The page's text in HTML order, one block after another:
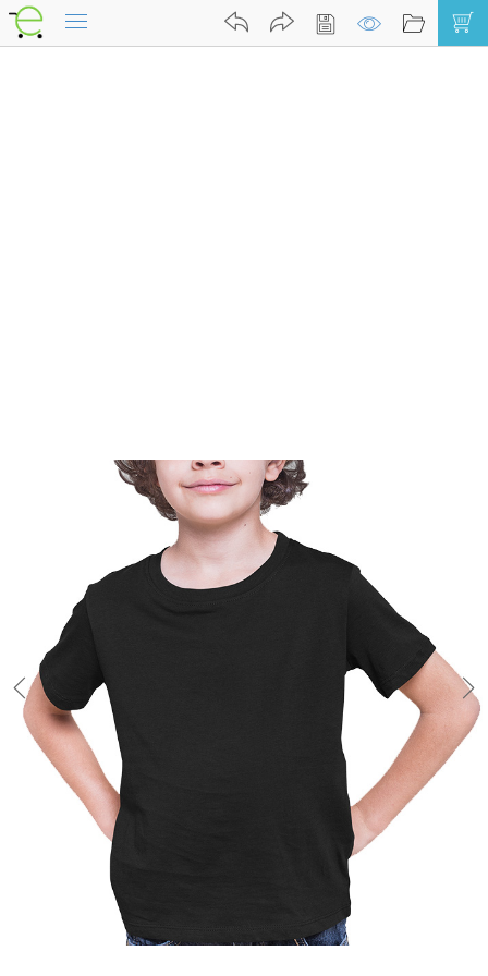
Kreator Koszulek
Kontakt
Masz pytania? Potrzebujesz oferty hurtowej na większe ilości?
Zapraszamy do kontaktu.
Zaprojektuj-Koszulke.pl
Zgorzelecka 21; 59-800 Lubań
Napisz: biuro@logotextil.pl
Zadzwoń: 793 754 446
Akceptujemy płatności przelewem bankowym lub przez system
bezpiecznych płatności elektronicznych tPay.
Numer konta bankowego: 37 96 1090 1955 0000 0001 2080
W tytule przelewu prosimy zawsze podać numer zamówienia.